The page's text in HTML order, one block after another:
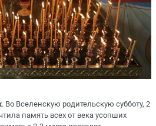
. Во Вселенскую родительскую субботу, 2
память всех от века усопших